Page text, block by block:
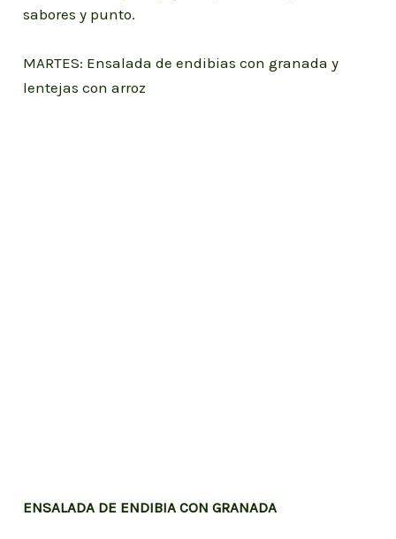
sabores y punto.
MARTES: Ensalada de endibias con granada y
lentejas con arroz
ENSALADA DE ENDIBIA CON GRANADA